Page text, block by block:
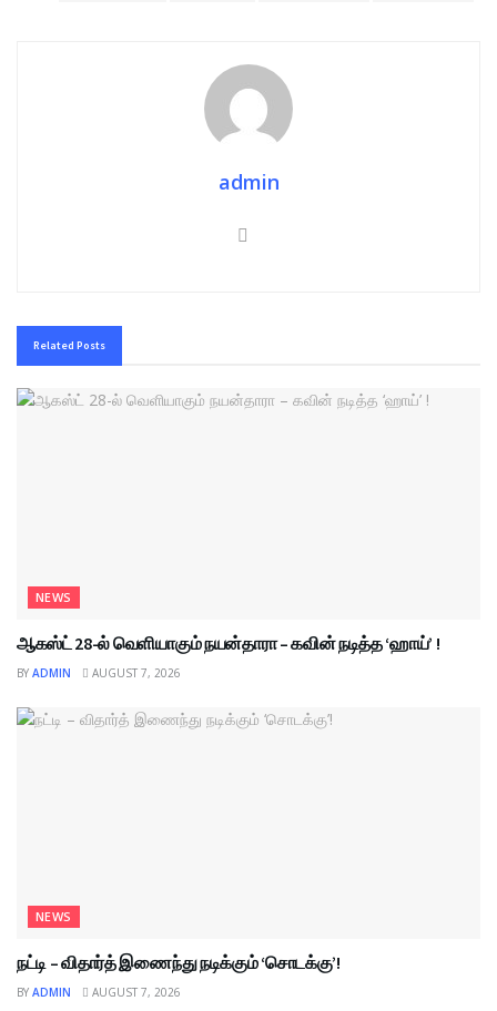
admin
Related Posts
NEWS
ஆகஸ்ட் 28-ல் வெளியாகும் நயன்தாரா – கவின் நடித்த ‘ஹாய்’ !
BY ADMIN AUGUST 7, 2026
NEWS
நட்டி – விதார்த் இணைந்து நடிக்கும் ‘சொடக்கு’!
BY ADMIN AUGUST 7, 2026